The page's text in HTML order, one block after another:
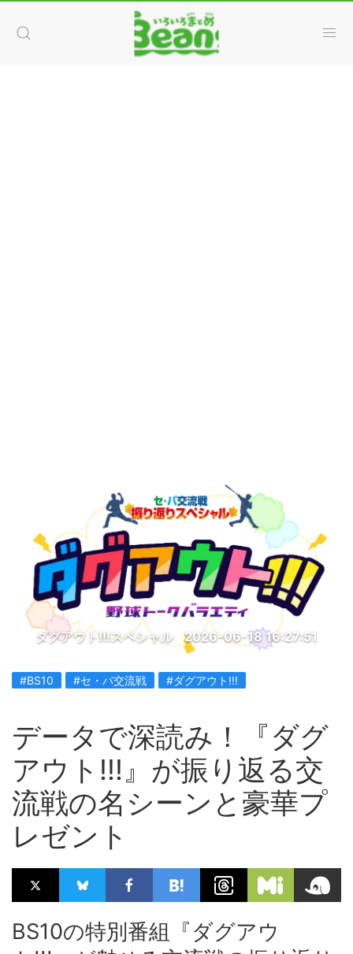
ダグアウト!!!スペシャル 2026-06-18 16:27:51
#BS10 #セ・パ交流戦 #ダグアウト!!!
データで深読み！『ダグ
アウト!!!』が振り返る交
流戦の名シーンと豪華プ
レゼント
BS10の特別番組『ダグアウ